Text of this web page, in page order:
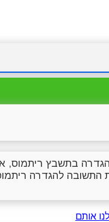
בתשבץ ריתמוס,
התשובה להגדרה
אותם